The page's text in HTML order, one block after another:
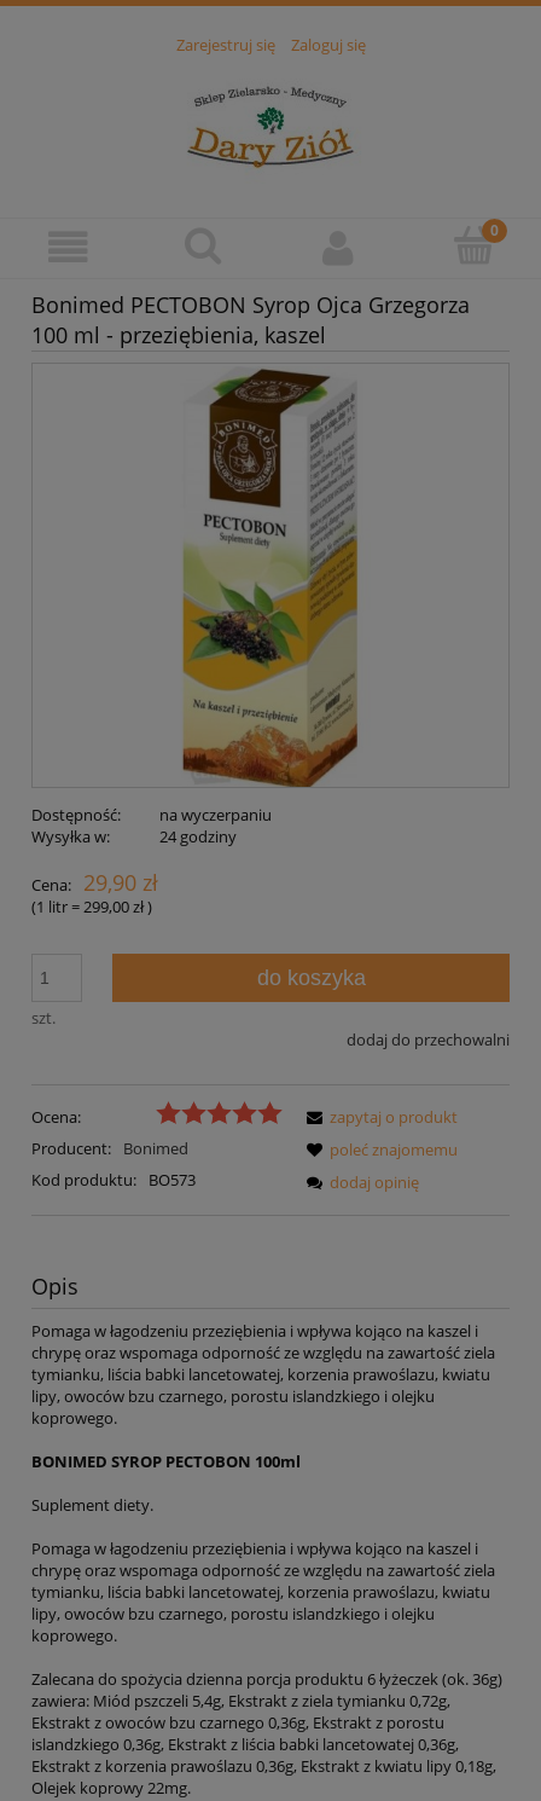
Zarejestruj się Zaloguj się
Bonimed PECTOBON Syrop Ojca Grzegorza
100 ml - przeziębienia, kaszel
Dostępność:
na wyczerpaniu
Wysyłka w:
24 godziny
Cena: 29,90 zł
(1 litr=299,00 zł)
szt.
do koszyka
dodaj do przechowalni
Ocena:
Producent:
Bonimed
Kod produktu:
BO573
zapytaj o produkt
poleć znajomemu
dodaj opinię
Opis
Pomaga w łagodzeniu przeziębienia i wpływa kojąco na kaszel i
chrypę oraz wspomaga odporność ze względu na zawartość ziela
tymianku, liścia babki lancetowatej, korzenia prawoślazu, kwiatu
lipy, owoców bzu czarnego, porostu islandzkiego i olejku
koprowego.
BONIMED SYROP PECTOBON 100ml
Suplement diety.
Pomaga w łagodzeniu przeziębienia i wpływa kojąco na kaszel i
chrypę oraz wspomaga odporność ze względu na zawartość ziela
tymianku, liścia babki lancetowatej, korzenia prawoślazu, kwiatu
lipy, owoców bzu czarnego, porostu islandzkiego i olejku
koprowego.
Zalecana do spożycia dzienna porcja produktu 6 łyżeczek (ok. 36g)
zawiera: Miód pszczeli 5,4g, Ekstrakt z ziela tymianku 0,72g,
Ekstrakt z owoców bzu czarnego 0,36g, Ekstrakt z porostu
islandzkiego 0,36g, Ekstrakt z liścia babki lancetowatej 0,36g,
Ekstrakt z korzenia prawoślazu 0,36g, Ekstrakt z kwiatu lipy 0,18g,
Olejek koprowy 22mg.